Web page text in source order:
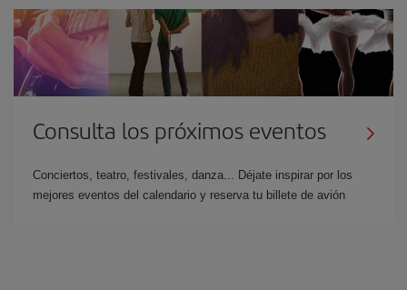
Consulta los próximos eventos
Conciertos, teatro, festivales, danza... Déjate inspirar por los
mejores eventos del calendario y reserva tu billete de avión